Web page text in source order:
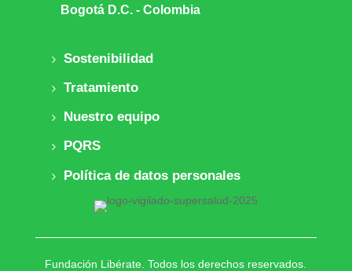
Bogotá D.C. - Colombia
Sostenibilidad
Tratamiento
Nuestro equipo
PQRS
Política de datos personales
Fundación Libérate. Todos los derechos reservados.